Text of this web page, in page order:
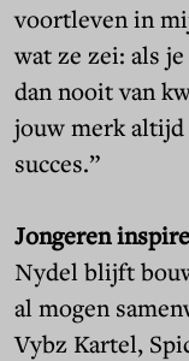
voortleven in
wat ze zei: als
dan nooit van
jouw merk altijd
succes.”
Jongeren
Nydel blijft
al mogen
Vybz Kartel,